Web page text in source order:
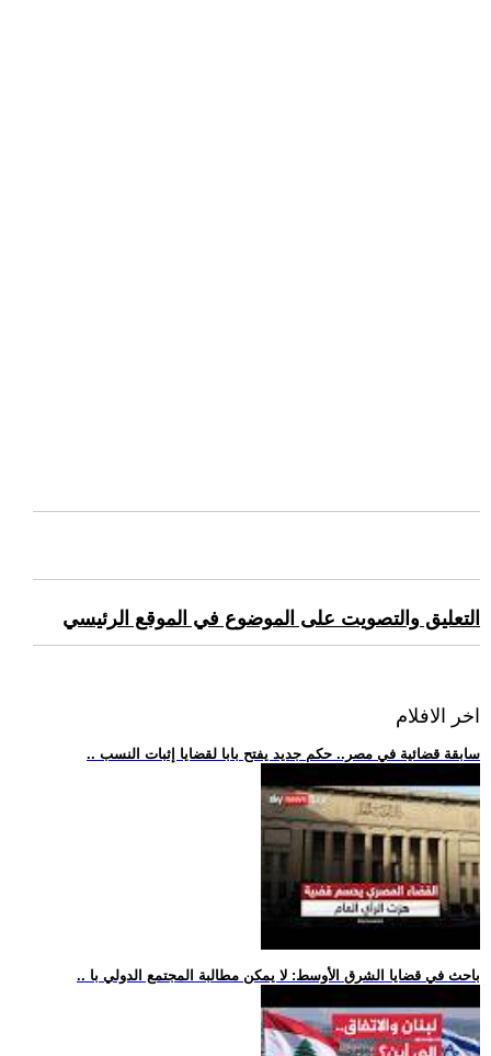
التعليق والتصويت على الموضوع في الموقع الرئيسي
اخر الافلام
.. سابقة قضائية في مصر.. حكم جديد يفتح بابا لقضايا إثبات النسب
.. باحث في قضايا الشرق الأوسط: لا يمكن مطالبة المجتمع الدولي با